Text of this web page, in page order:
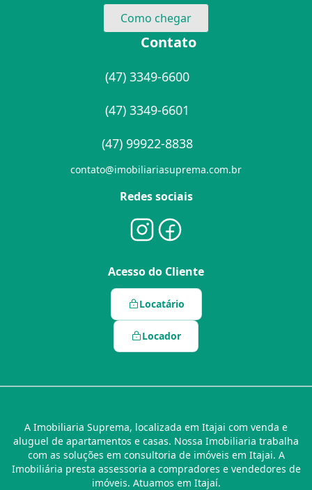
Como chegar
Contato
(47) 3349-6600
(47) 3349-6601
(47) 99922-8838
contato@imobiliariasuprema.com.br
Redes sociais
Acesso do Cliente
Locatário
Locador
A Imobiliaria Suprema, localizada em Itajai com venda e
aluguel de apartamentos e casas. Nossa Imobiliaria trabalha
com as soluções em consultoria de imóveis em Itajai. A
Imobiliária presta assessoria a compradores e vendedores de
imóveis. Atuamos em Itajaí.